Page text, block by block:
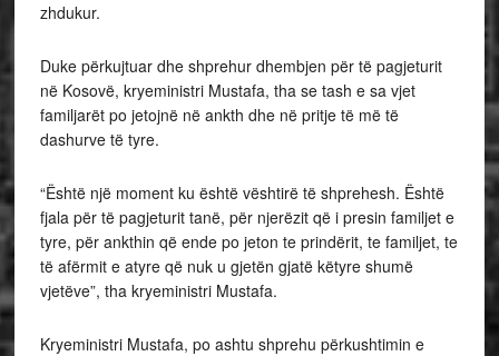
zhdukur.
Duke përkujtuar dhe shprehur dhembjen për të pagjeturit
në Kosovë, kryeministri Mustafa, tha se tash e sa vjet
familjarët po jetojnë në ankth dhe në pritje të më të
dashurve të tyre.
“Është një moment ku është vështirë të shprehesh. Është
fjala për të pagjeturit tanë, për njerëzit që i presin familjet e
tyre, për ankthin që ende po jeton te prindërit, te familjet, te
të afërmit e atyre që nuk u gjetën gjatë këtyre shumë
vjetëve”, tha kryeministri Mustafa.
Kryeministri Mustafa, po ashtu shprehu përkushtimin e